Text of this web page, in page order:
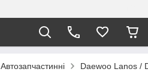
Автозапчастинні Daewoo Lanos /